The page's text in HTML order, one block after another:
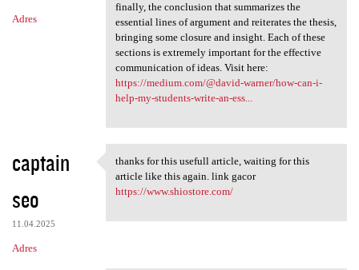
Adres
finally, the conclusion that summarizes the
essential lines of argument and reiterates the thesis,
bringing some closure and insight. Each of these
sections is extremely important for the effective
communication of ideas. Visit here:
https://medium.com/@david-warner/how-can-i-
help-my-students-write-an-ess...
captain
seo
11.04.2025
Adres
thanks for this usefull
thanks for this usefull article, waiting for this
article like this again. link gacor
https://www.shiostore.com/